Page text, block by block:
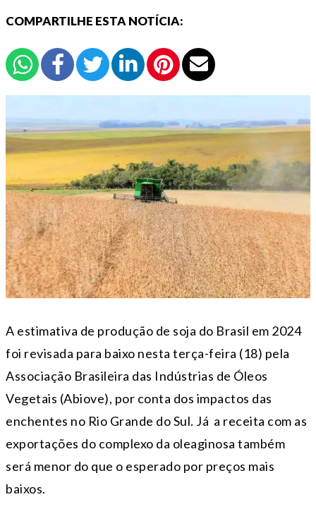
COMPARTILHE ESTA NOTÍCIA:
A estimativa de produção de soja do Brasil em 2024
foi revisada para baixo nesta terça-feira (18) pela
Associação Brasileira das Indústrias de Óleos
Vegetais (Abiove), por conta dos impactos das
enchentes no Rio Grande do Sul. Já a receita com as
exportações do complexo da oleaginosa também
será menor do que o esperado por preços mais
baixos.